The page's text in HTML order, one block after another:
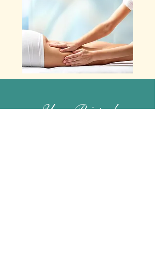
Yrsa Prietzel